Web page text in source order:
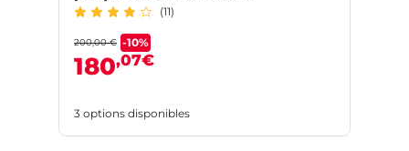
(11)
200,00 € -10%
180,07€
3 options disponibles